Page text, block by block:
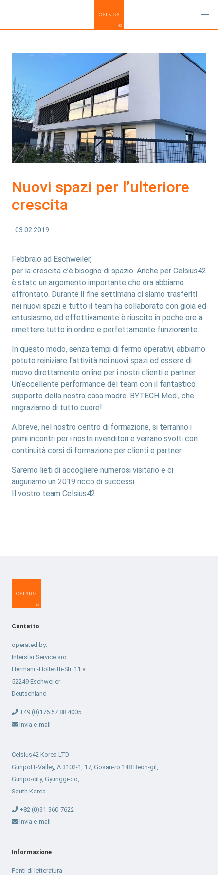
Nuovi spazi per l’ulteriore
crescita
03.02.2019
Febbraio ad Eschweiler,
per la crescita c’è bisogno di spazio. Anche per Celsius42
è stato un argomento importante che ora abbiamo
affrontato. Durante il fine settimana ci siamo trasferiti
nei nuovi spazi e tutto il team ha collaborato con gioia ed
entusiasmo, ed effettivamente è riuscito in poche ore a
rimettere tutto in ordine e perfettamente funzionante.
In questo modo, senza tempi di fermo operativi, abbiamo
potuto reiniziare l'attività nei nuovi spazi ed essere di
nuovo direttamente online per i nostri clienti e partner.
Un’eccellente performance del team con il fantastico
supporto della nostra casa madre, BYTECH Med., che
ringraziamo di tutto cuore!
A breve, nel nostro centro di formazione, si terranno i
primi incontri per i nostri rivenditori e verrano svolti con
continuità corsi di formazione per clienti e partner.
Saremo lieti di accogliere numerosi visitario e ci
auguriamo un 2019 ricco di successi.
Il vostro team Celsius42
Contatto
operated by:
Interstar Service sro
Hermann-Hollerith-Str. 11 a
52249 Eschweiler
Deutschland
+49 (0)176 57 88 4005
Invia e-mail
Celsius42 Korea LTD
GunpoIT-Valley, A 3102-1, 17, Gosan-ro 148 Beon-gil,
Gunpo-city, Gyunggi-do,
South Korea
+82 (0)31-360-7622
Invia e-mail
Informazione
Fonti di letteratura